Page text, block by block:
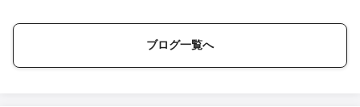
ブログ一覧へ